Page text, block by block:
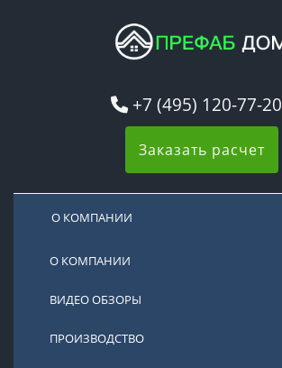
+7 (495) 120-77-20
Заказать расчет
О КОМПАНИИ
О КОМПАНИИ
ВИДЕО ОБЗОРЫ
ПРОИЗВОДСТВО